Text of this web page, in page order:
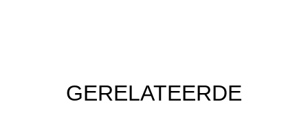
GERELATEERDE